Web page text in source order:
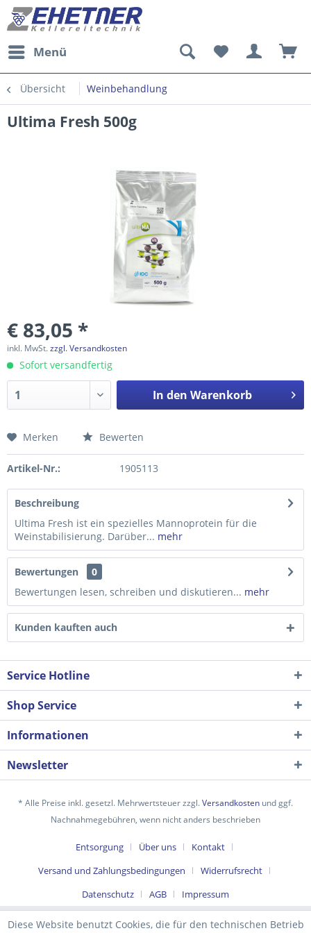
Menü
Übersicht Weinbehandlung
Ultima Fresh 500g
€ 83,05 *
inkl. MwSt.zzgl. Versandkosten
Sofort versandfertig
In den Warenkorb
Preis anfragen
Ich habe die Datenschutzerklärung gelesen,
verstanden und stimme zu. *
Merken Bewerten
Artikel-Nr.: 1905113
Beschreibung
Ultima Fresh ist ein spezielles Mannoprotein für die
Weinstabilisierung. Darüber... mehr
Bewertungen
0
Bewertungen lesen, schreiben und diskutieren... mehr
Kunden kauften auch
Service Hotline
Shop Service
Informationen
Newsletter
* Alle Preise inkl. gesetzl. Mehrwertsteuer zzgl.Versandkosten und ggf.
Nachnahmegebühren, wenn nicht anders beschrieben
Entsorgung Über uns
Kontakt
Versand und Zahlungsbedingungen
Widerrufsrecht
Datenschutz
AGB Impressum
Diese Website benutzt Cookies, die für den technischen Betrieb